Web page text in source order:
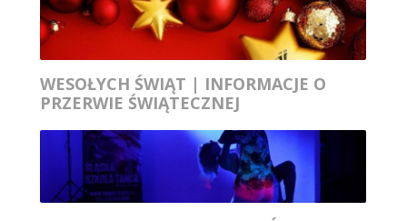
WESOŁYCH ŚWIĄT | INFORMACJE O
PRZERWIE ŚWIĄTECZNEJ